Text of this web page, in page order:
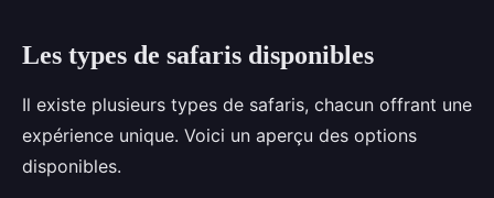
Les types de safaris disponibles
Il existe plusieurs types de safaris, chacun offrant une
expérience unique. Voici un aperçu des options
disponibles.